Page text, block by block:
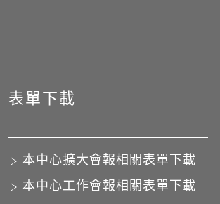
表單下載
本中心擴大會報相關表單下載
本中心工作會報相關表單下載